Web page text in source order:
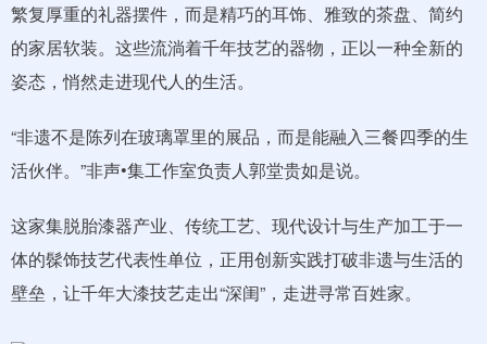
繁复厚重的礼器摆件，而是精巧的耳饰、雅致的茶盘、简约
的家居软装。这些流淌着千年技艺的器物，正以一种全新的
姿态，悄然走进现代人的生活。
“非遗不是陈列在玻璃罩里的展品，而是能融入三餐四季的生
活伙伴。”非声•集工作室负责人郭堂贵如是说。
这家集脱胎漆器产业、传统工艺、现代设计与生产加工于一
体的髹饰技艺代表性单位，正用创新实践打破非遗与生活的
壁垒，让千年大漆技艺走出“深闺”，走进寻常百姓家。